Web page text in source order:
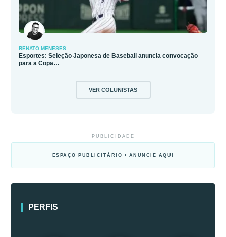
RENATO MENESES
Esportes: Seleção Japonesa de Baseball anuncia convocação
para a Copa…
VER COLUNISTAS
PUBLICIDADE
ESPAÇO PUBLICITÁRIO • ANUNCIE AQUI
PERFIS